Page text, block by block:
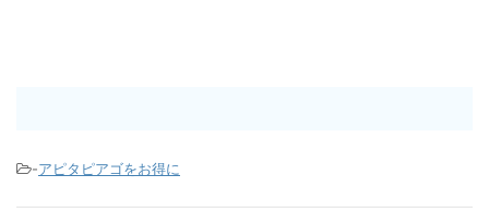
-アピタピアゴをお得に